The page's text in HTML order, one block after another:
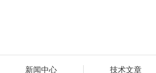
新闻中心 技术文章